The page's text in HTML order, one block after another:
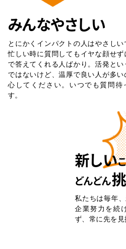
みんなやさしい
とにかくインパクトの人はやさしい
忙しい時に質問してもイヤな顔せず
で答えてくれる人ばかり。活発とい
ではないけど、温厚で良い人が多い
心してください。いつでも質問待
す。
新しい
どんどん
私たちは毎年
企業努力を続
ず、常に先を見